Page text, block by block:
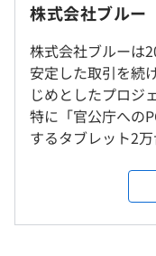
当社社用PCを貸与い
エンジニアリングサ
＜雇入時＞
本社または、取引先
＜変更範囲＞
会社の定める場所（
受動喫煙防止措置に
対策内容：敷地内禁
（※想定年収は年収提
9：00～17：30（実
休憩時間：12:00〜
平均残業時間：平均
株式会社ブルー
株式会社ブルーは
安定した取引を続
じめとしたプロジ
特に「官公庁への
するタブレット2
経営基盤を築いて
出身の代表が培っ
規案件の増加が見込まれ